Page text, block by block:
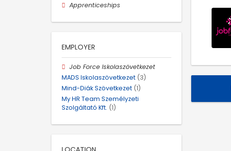
Apprenticeships
EMPLOYER
Job Force Iskolaszövetkezet
MADS Iskolaszövetkezet (3)
Mind-Diák Szövetkezet (1)
My HR Team Személyzeti
Szolgáltató Kft. (1)